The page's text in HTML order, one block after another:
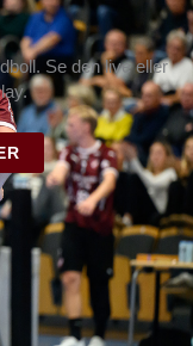
Se den live eller